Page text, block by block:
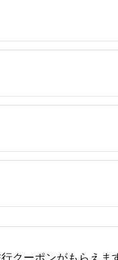
伊
円
家族 温泉 ホテル 観光
寄付金額:10,000円
クーポンがもらえま